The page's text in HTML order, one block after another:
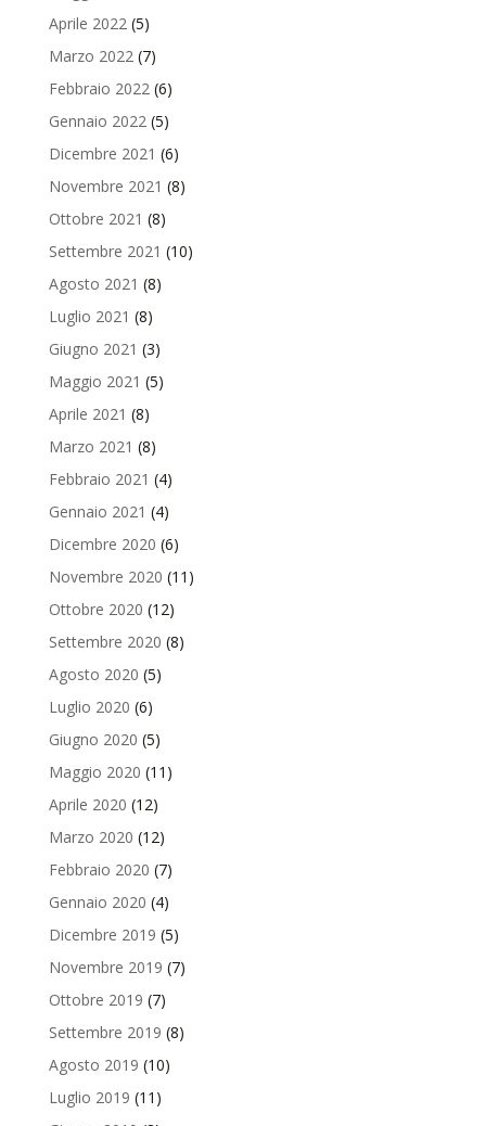
Aprile 2022 (5)
Marzo 2022 (7)
Febbraio 2022 (6)
Gennaio 2022 (5)
Dicembre 2021 (6)
Novembre 2021 (8)
Ottobre 2021 (8)
Settembre 2021 (10)
Agosto 2021 (8)
Luglio 2021 (8)
Giugno 2021 (3)
Maggio 2021 (5)
Aprile 2021 (8)
Marzo 2021 (8)
Febbraio 2021 (4)
Gennaio 2021 (4)
Dicembre 2020 (6)
Novembre 2020 (11)
Ottobre 2020 (12)
Settembre 2020 (8)
Agosto 2020 (5)
Luglio 2020 (6)
Giugno 2020 (5)
Maggio 2020 (11)
Aprile 2020 (12)
Marzo 2020 (12)
Febbraio 2020 (7)
Gennaio 2020 (4)
Dicembre 2019 (5)
Novembre 2019 (7)
Ottobre 2019 (7)
Settembre 2019 (8)
Agosto 2019 (10)
Luglio 2019 (11)